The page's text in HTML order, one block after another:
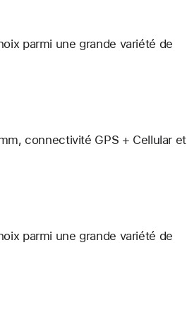
parmi une grande variété de
connectivité GPS + Cellular et
parmi une grande variété de